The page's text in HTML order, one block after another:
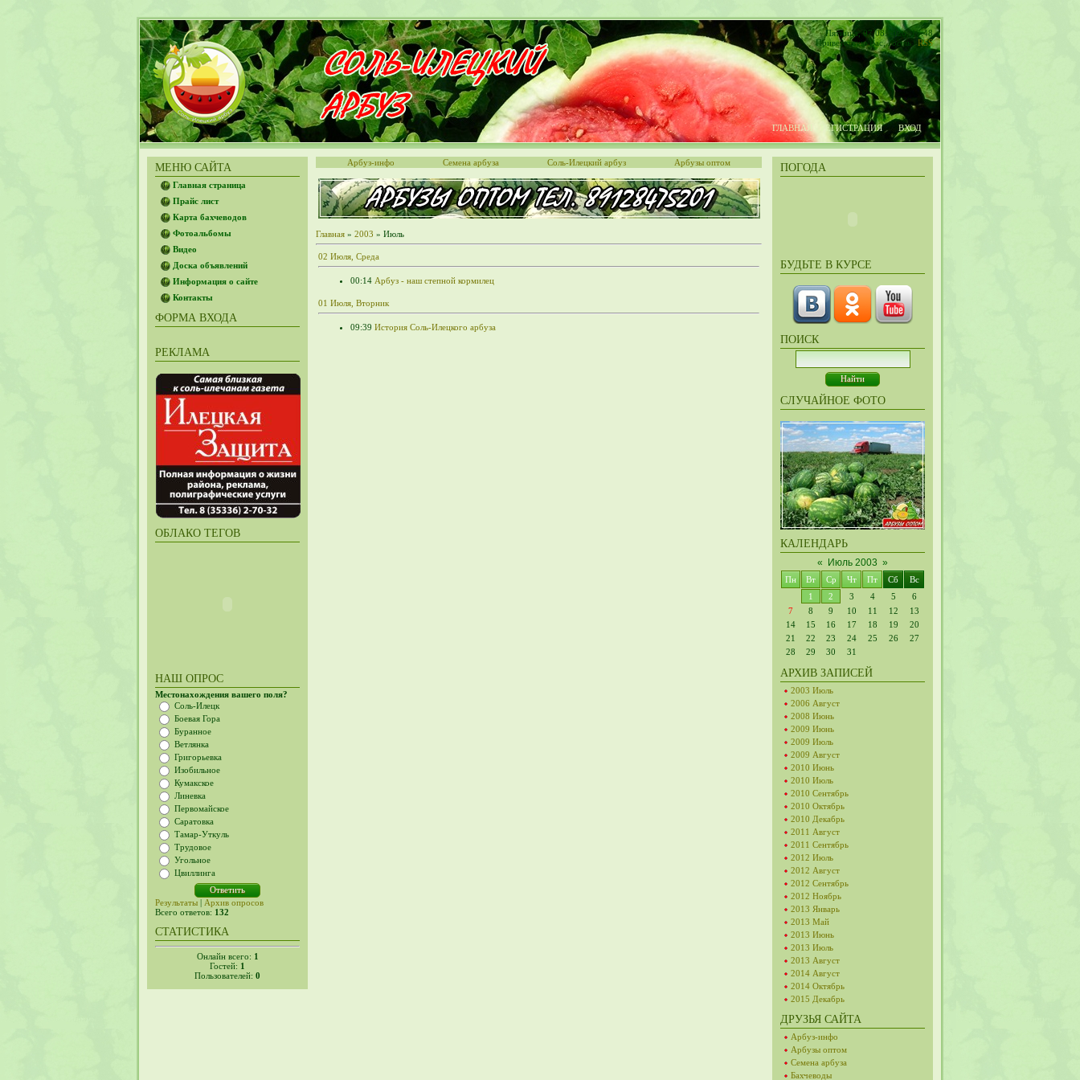
Пятница, 07.08.2026, 17:48
Приветствую Вас,Гость RSS
ГЛАВНАЯ РЕГИСТРАЦИЯ ВХОД
МЕНЮ САЙТА
Главная страница
Прайс лист
Карта бахчеводов
Фотоальбомы
Видео
Доска объявлений
Информация о сайте
Контакты
ФОРМА ВХОДА
РЕКЛАМА
ОБЛАКО ТЕГОВ
НАШ ОПРОС
Местонахождения вашего поля?
Соль-Илецк
Боевая Гора
Буранное
Ветлянка
Григорьевка
Изобильное
Кумакское
Линевка
Первомайское
Саратовка
Тамар-Уткуль
Трудовое
Угольное
Цвиллинга
Результаты | Архив опросов
Всего ответов: 132
СТАТИСТИКА
Онлайн всего: 1
Гостей: 1
Пользователей: 0
ПОГОДА
БУДЬТЕ В КУРСЕ
ПОИСК
СЛУЧАЙНОЕ ФОТО
КАЛЕНДАРЬ
« Июль 2003 »
Пн Вт Ср Чт Пт Сб
Вс
1
2 3 4 5
6
7
8 9 10 11 12
13
14
15 16 17 18 19
20
21
22 23 24 25 26
27
28
29 30 31
АРХИВ ЗАПИСЕЙ
2003 Июль
2006 Август
2008 Июнь
2009 Июнь
2009 Июль
2009 Август
2010 Июнь
2010 Июль
2010 Сентябрь
2010 Октябрь
2010 Декабрь
2011 Август
2011 Сентябрь
2012 Июль
2012 Август
2012 Сентябрь
2012 Ноябрь
2013 Январь
2013 Май
2013 Июнь
2013 Июль
2013 Август
2014 Август
2014 Октябрь
2015 Декабрь
ДРУЗЬЯ САЙТА
Арбуз-инфо
Арбузы оптом
Семена арбуза
Бахчеводы
Арбуз-инфо Семена арбуза Соль-Илецкий арбуз Арбузы оптом
Главная » 2003 » Июль
02 Июля, Среда
00:14 Арбуз - наш степной кормилец
01 Июля, Вторник
09:39 История Соль-Илецкого арбуза